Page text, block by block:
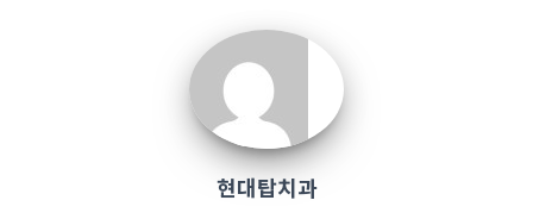
현대탑치과